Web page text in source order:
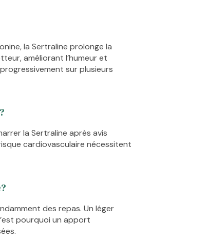
la Sertraline prolonge la
améliorant l’humeur et
sur plusieurs
la Sertraline après avis
cardiovasculaire nécessitent
des repas. Un léger
pourquoi un apport